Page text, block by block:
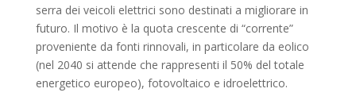
serra dei veicoli elettrici sono destinati a migliorare in
futuro. Il motivo è la quota crescente di “corrente”
proveniente da fonti rinnovali, in particolare da eolico
(nel 2040 si attende che rappresenti il 50% del totale
energetico europeo), fotovoltaico e idroelettrico.